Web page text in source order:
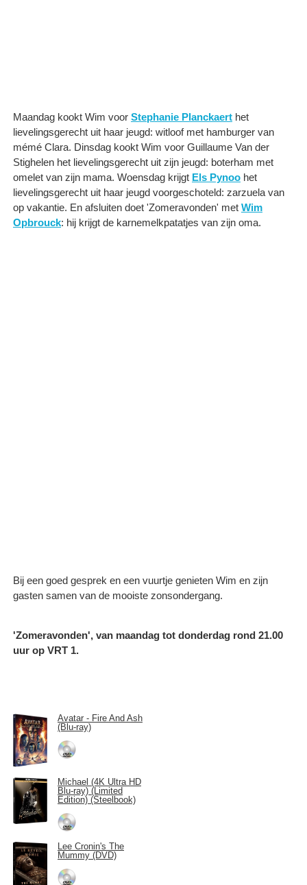
Maandag kookt Wim voor Stephanie Planckaert het
lievelingsgerecht uit haar jeugd: witloof met hamburger van
mémé Clara. Dinsdag kookt Wim voor Guillaume Van der
Stighelen het lievelingsgerecht uit zijn jeugd: boterham met
omelet van zijn mama. Woensdag krijgt Els Pynoo het
lievelingsgerecht uit haar jeugd voorgeschoteld: zarzuela van
op vakantie. En afsluiten doet 'Zomeravonden' met Wim
Opbrouck: hij krijgt de karnemelkpatatjes van zijn oma.
Bij een goed gesprek en een vuurtje genieten Wim en zijn
gasten samen van de mooiste zonsondergang.
'Zomeravonden', van maandag tot donderdag rond 21.00
uur op VRT 1.
Avatar - Fire And Ash
(Blu-ray)
Michael (4K Ultra HD
Blu-ray) (Limited
Edition) (Steelbook)
Lee Cronin's The
Mummy (DVD)